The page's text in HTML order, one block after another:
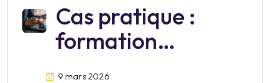
Cas pratique :
formation
9 mars 2026